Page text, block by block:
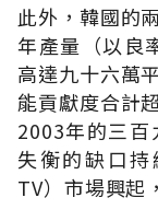
此外，韓國的
年產量（以良
高達九十六萬
能貢獻度合計
2003年的三
失衡的缺口
TV）市場興起